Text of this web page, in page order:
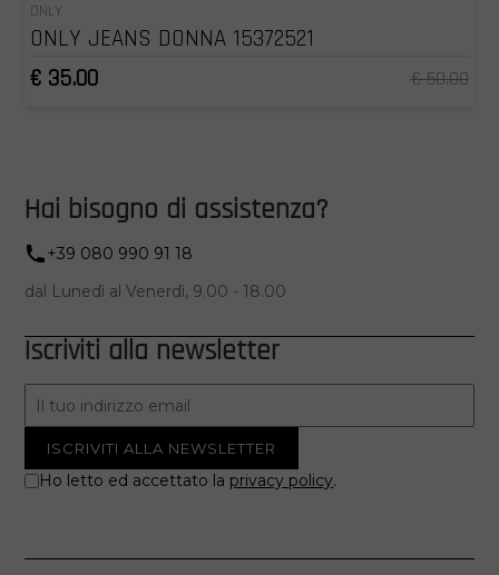
ONLY
ONLY JEANS DONNA 15372521
€ 35.00
€ 50.00
Hai bisogno di assistenza?
+39 080 990 91 18
dal Lunedì al Venerdì, 9.00 - 18.00
Iscriviti alla newsletter
Ho letto ed accettato la privacy policy.